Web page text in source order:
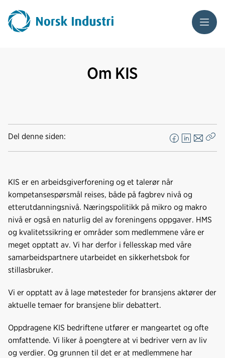
Meny
Om KIS
Del denne siden:
F
a
e
b
o
k
L
i
e
d
E
-
t
KIS er en arbeidsgiverforening og et talerør når
kompetansespørsmål reises, både på fagbrev nivå og
etterutdanningsnivå. Næringspolitikk på mikro og makro
nivå er også en naturlig del av foreningens oppgaver. HMS
og kvalitetssikring er områder som medlemmene våre er
meget opptatt av. Vi har derfor i fellesskap med våre
samarbeidspartnere utarbeidet en sikkerhetsbok for
stillasbruker.
Vi er opptatt av å lage møtesteder for bransjens aktører der
aktuelle temaer for bransjene blir debattert.
Oppdragene KIS bedriftene utfører er mangeartet og ofte
omfattende. Vi liker å poengtere at vi bedriver vern av liv
og verdier. Og grunnen til det er at medlemmene har